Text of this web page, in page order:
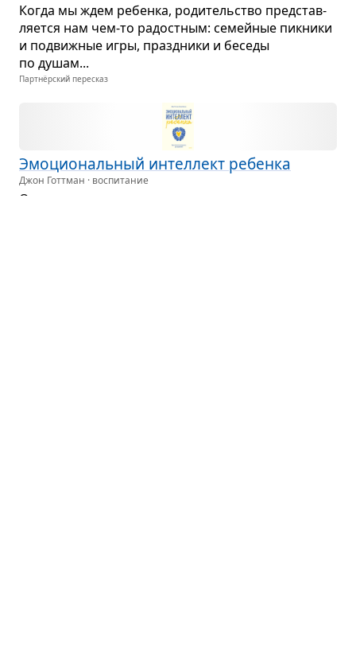
Когда мы ждем ребенка, роди­тель­ство пред­став­
ля­ется нам чем-то радост­ным: семей­ные пик­ники
и подвиж­ные игры, празд­ники и беседы
по душам...
Партнёрский пересказ
Эмо­ци­о­наль­ный интел­лект ребенка
Джон Готтман · воспитание
О том, что упус­кают из виду мно­гие роди­тели при